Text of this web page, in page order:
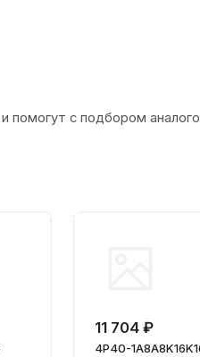
помогут с подбором
11 704 ₽
4Р40-